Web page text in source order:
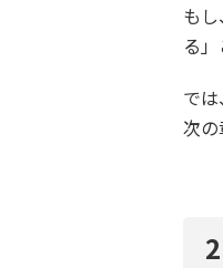
も
る
で
次の